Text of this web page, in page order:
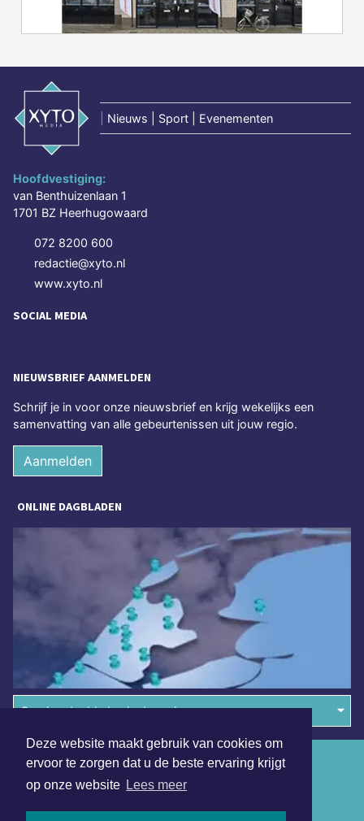
Deze website maakt gebruik van cookies om
ervoor te zorgen dat u de beste ervaring krijgt
op onze website Lees meer
Nieuws | Sport | Evenementen
Hoofdvestiging:
van Benthuizenlaan 1
1701 BZ Heerhugowaard
072 8200 600
redactie@xyto.nl
www.xyto.nl
SOCIAL MEDIA
NIEUWSBRIEF AANMELDEN
Schrijf je in voor onze nieuwsbrief en krijg wekelijks een
samenvatting van alle gebeurtenissen uit jouw regio.
Aanmelden
ONLINE DAGBLADEN
Overige dagbladen in de regio
Algemene voorwaarden
Disclaimer